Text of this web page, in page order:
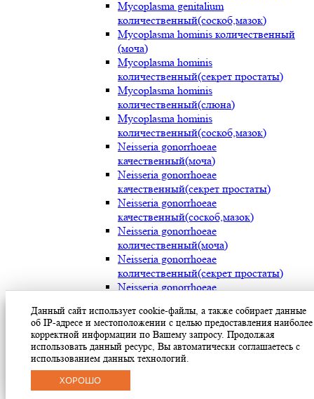
Mycoplasma genitalium
количественный(соскоб,мазок)
Mycoplasma hominis количественный
(моча)
Mycoplasma hominis
количественный(секрет простаты)
Mycoplasma hominis
количественный(слюна)
Mycoplasma hominis
количественный(соскоб,мазок)
Neisseria gonorrhoeae
качественный(моча)
Neisseria gonorrhoeae
качественный(секрет простаты)
Neisseria gonorrhoeae
качественный(соскоб,мазок)
Neisseria gonorrhoeae
количественный(моча)
Neisseria gonorrhoeae
количественный(секрет простаты)
Neisseria gonorrhoeae
Streptococcus pyogenes (мокрота)
Streptococcus pyogenes (носоглотка)
Streptococcus pyogenes(мазок с раневой
поверхности)
Treponema pallidum(моча)
Данный сайт использует cookie-файлы, а также собирает данные
об IP-адресе и местоположении с целью предоставления наиболее
корректной информации по Вашему запросу. Продолжая
использовать данный ресурс, Вы автоматически соглашаетесь с
использованием данных технологий.
ХОРОШО